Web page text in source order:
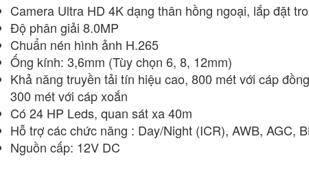
Camera Ultra HD 4K dạng thân hồng ngoại, lắp đặt
Độ phân giải 8.0MP
Chuẩn nén hình ảnh H.265
Ống kính: 3,6mm (Tùy chọn 6, 8, 12mm)
Khả năng truyền tải tín hiệu cao, 800 mét với cáp
300 mét với cáp xoắn
Có 24 HP Leds, quan sát xa 40m
Hỗ trợ các chức năng : Day/Night (ICR), AWB, AGC,
Nguồn cấp: 12V DC